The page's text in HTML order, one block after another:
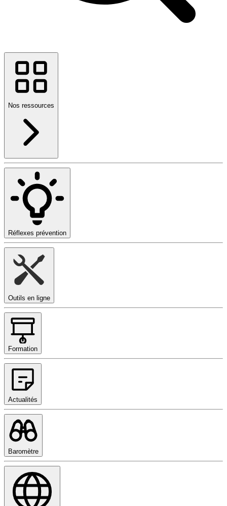
Nos ressources
Réflexes prévention
Outils en ligne
Formation
Actualités
Baromètre